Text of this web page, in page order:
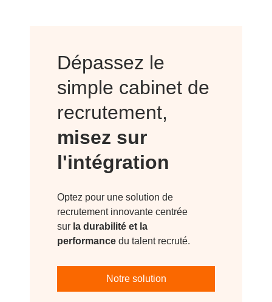
Dépassez le
simple cabinet de
recrutement,
misez sur
l'intégration
Optez pour une solution de
recrutement innovante centrée
sur la durabilité et la
performance du talent recruté.
Notre solution